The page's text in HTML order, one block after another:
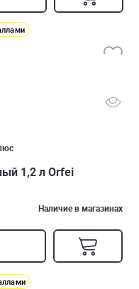
1,2 л Orfei
Наличие в магазинах